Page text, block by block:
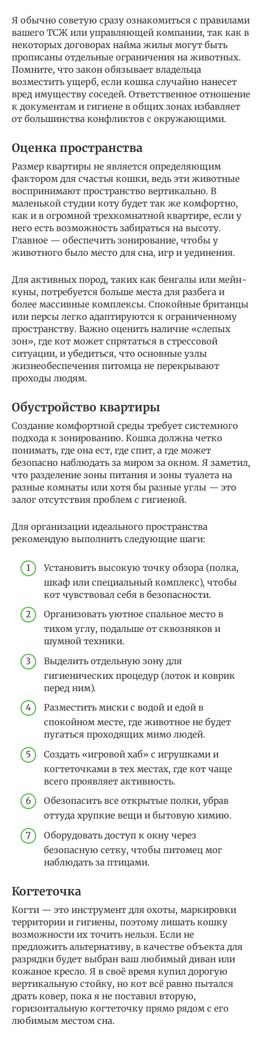
Я обычно советую сразу ознакомиться с правилами
вашего ТСЖ или управляющей компании, так как в
некоторых договорах найма жилья могут быть
прописаны отдельные ограничения на животных.
Помните, что закон обязывает владельца
возместить ущерб, если кошка случайно нанесет
вред имуществу соседей. Ответственное отношение
к документам и гигиене в общих зонах избавляет
от большинства конфликтов с окружающими.
Оценка пространства
Размер квартиры не является определяющим
фактором для счастья кошки, ведь эти животные
воспринимают пространство вертикально. В
маленькой студии коту будет так же комфортно,
как и в огромной трехкомнатной квартире, если у
него есть возможность забираться на высоту.
Главное — обеспечить зонирование, чтобы у
животного было место для сна, игр и уединения.
Для активных пород, таких как бенгалы или мейн-
куны, потребуется больше места для разбега и
более массивные комплексы. Спокойные британцы
или персы легко адаптируются к ограниченному
пространству. Важно оценить наличие «слепых
зон», где кот может спрятаться в стрессовой
ситуации, и убедиться, что основные узлы
жизнеобеспечения питомца не перекрывают
проходы людям.
Обустройство квартиры
Создание комфортной среды требует системного
подхода к зонированию. Кошка должна четко
понимать, где она ест, где спит, а где может
безопасно наблюдать за миром за окном. Я заметил,
что разделение зоны питания и зоны туалета на
разные комнаты или хотя бы разные углы — это
залог отсутствия проблем с гигиеной.
Для организации идеального пространства
рекомендую выполнить следующие шаги:
Установить высокую точку обзора (полка,
шкаф или специальный комплекс), чтобы
кот чувствовал себя в безопасности.
Организовать уютное спальное место в
тихом углу, подальше от сквозняков и
шумной техники.
Выделить отдельную зону для
гигиенических процедур (лоток и коврик
перед ним).
Разместить миски с водой и едой в
спокойном месте, где животное не будет
пугаться проходящих мимо людей.
Создать «игровой хаб» с игрушками и
когтеточками в тех местах, где кот чаще
всего проявляет активность.
Обезопасить все открытые полки, убрав
оттуда хрупкие вещи и бытовую химию.
Оборудовать доступ к окну через
безопасную сетку, чтобы питомец мог
наблюдать за птицами.
Когтеточка
Когти — это инструмент для охоты, маркировки
территории и гигиены, поэтому лишать кошку
возможности их точить нельзя. Если не
предложить альтернативу, в качестве объекта для
разрядки будет выбран ваш любимый диван или
кожаное кресло. Я в своё время купил дорогую
вертикальную стойку, но кот всё равно пытался
драть ковер, пока я не поставил вторую,
горизонтальную когтеточку прямо рядом с его
любимым местом сна.